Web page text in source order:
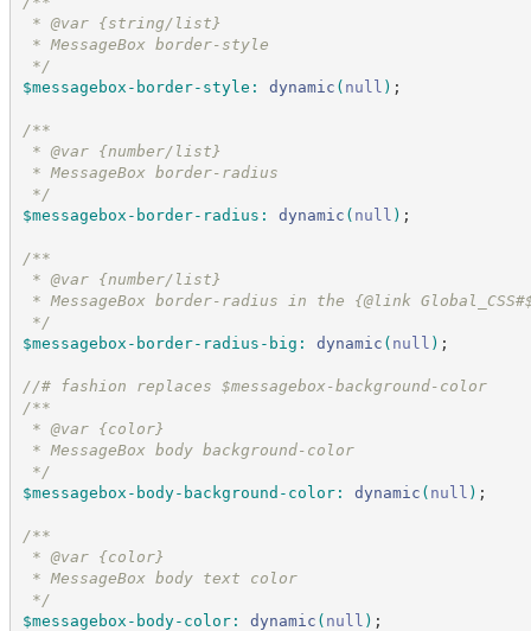
* @var {string/list}
* MessageBox border-style
*/
$messagebox-border-style : dynamic ( null ) ;
/**
* @var {number/list}
* MessageBox border-radius
*/
$messagebox-border-radius : dynamic ( null ) ;
/**
* @var {number/list}
* MessageBox border-radius in the {@link
*/
$messagebox-border-radius-big : dynamic ( null ) ;
//# fashion replaces $messagebox-background-color
/**
* @var {color}
* MessageBox body background-color
*/
$messagebox-body-background-color: dynamic ( null ) ;
/**
* @var {color}
* MessageBox body text color
*/
$messagebox-body-color: dynamic ( null ) ;